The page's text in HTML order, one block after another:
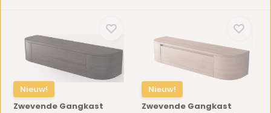
Nieuw!
Zwevende Gangkast
Nieuw!
Zwevende Gangkast